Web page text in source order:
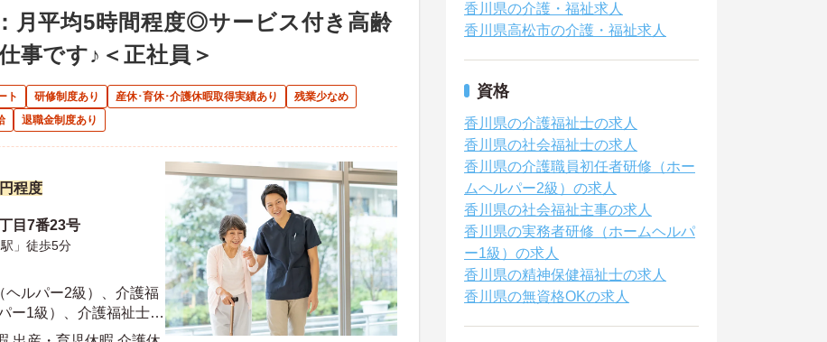
月平均5時間程度◎サービス付き高齢
事です♪＜正社員＞
ト 研修制度あり 産休･育休･介護休暇取得実績あり
残業少なめ
退職金制度あり
程度
目7番23号
」徒歩5分
ヘルパー2級）、介護福
ー1級）、介護福祉士の
問
香川県の介護・福祉求人
香川県高松市の介護・福祉求人
資格
香川県の介護福祉士の求人
香川県の社会福祉士の求人
香川県の介護職員初任者研修（ホー
ムヘルパー2級）の求人
香川県の社会福祉主事の求人
香川県の実務者研修（ホームヘルパ
ー1級）の求人
香川県の精神保健福祉士の求人
香川県の無資格OKの求人